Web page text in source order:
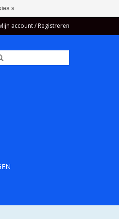
account / Registreren
»